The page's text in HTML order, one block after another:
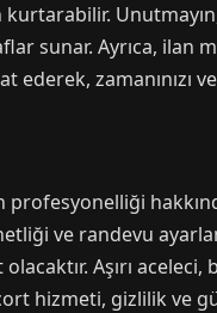
kurtarabilir.
sunar. Ayrıca, ilan
zamanınızı
ve randevu
Aşırı
hizmeti, gizlilik ve